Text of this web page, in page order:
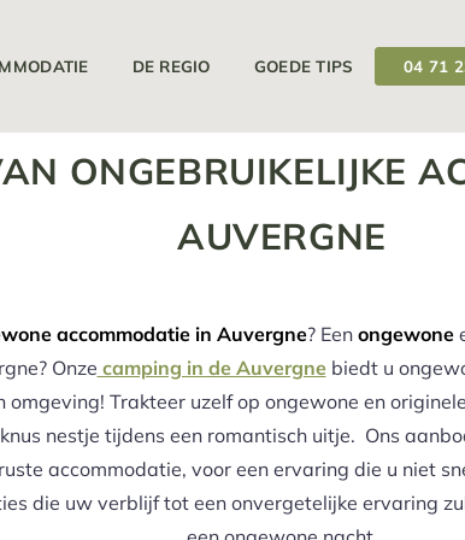
DE REGIO GOEDE TIPS 04 71
ONGEBRUIKELIJKE
AUVERGNE
accommodatie in Auvergne? Een ongewone
Onze camping in de Auvergne biedt u
Trakteer uzelf op ongewone en
nestje tijdens een romantisch uitje. Ons
accommodatie, voor een ervaring die u niet
die uw verblijf tot een onvergetelijke ervaring